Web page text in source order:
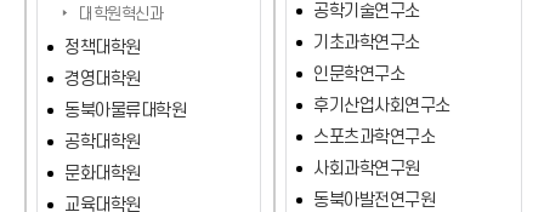
대학원혁신과
정책대학원
경영대학원
동북아물류대학원
공학대학원
문화대학원
교육대학원
공학기술연구소
기초과학연구소
인문학연구소
후기산업사회연구소
스포츠과학연구소
사회과학연구원
동북아발전연구원